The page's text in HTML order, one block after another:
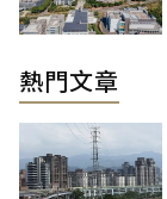
熱門文章